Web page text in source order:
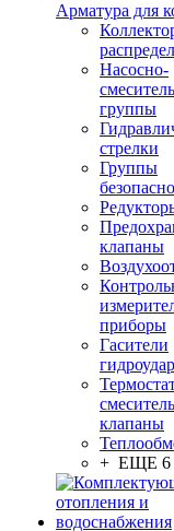
Арматура для
Насосно-
группы
стрелки
Группы
клапаны
приборы
Гасители
клапаны
+ ЕЩЕ 6